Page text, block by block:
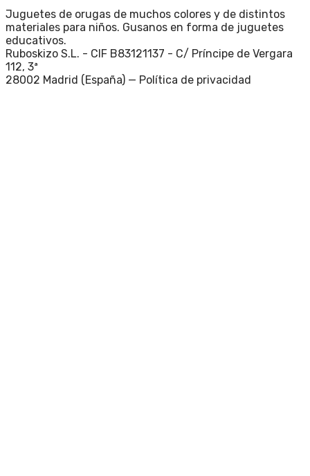
Juguetes de orugas de muchos colores y de distintos
materiales para niños. Gusanos en forma de juguetes
educativos.
Ruboskizo S.L. - CIF B83121137 - C/ Príncipe de Vergara
112, 3ª
28002 Madrid (España) — Política de privacidad